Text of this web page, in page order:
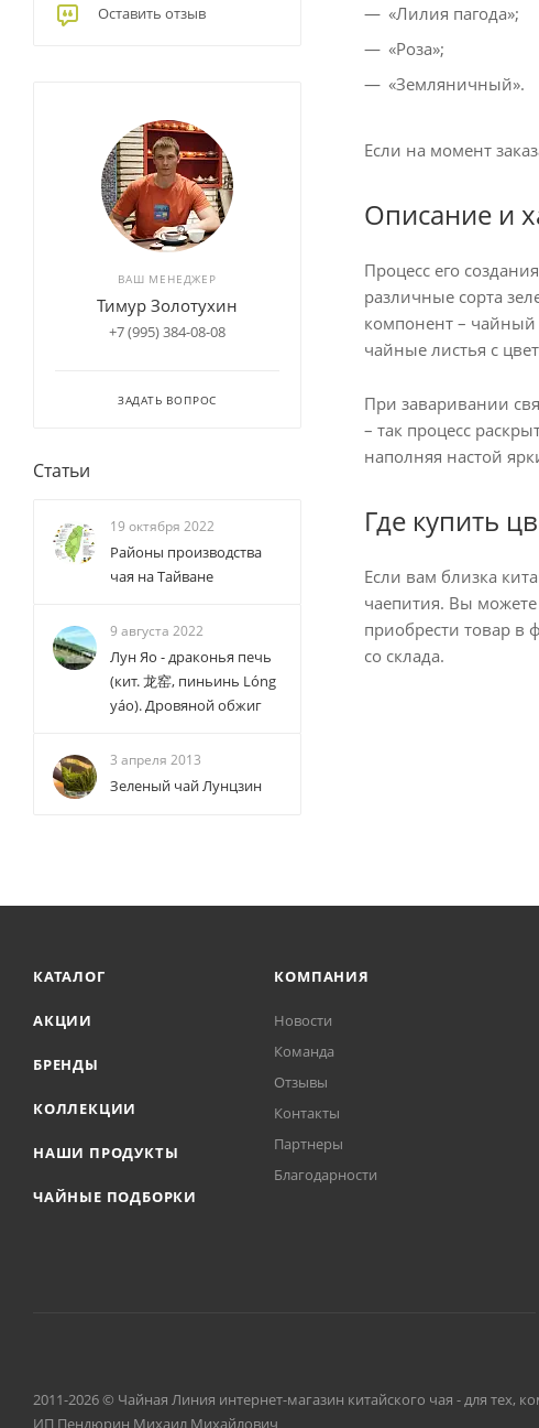
«Лилия пагода»;
«Роза»;
«Земляничный».
Если на момент
Описание и
Процесс его
различные сорта
компонент – чайный
чайные листья с
При заваривании
– так процесс
наполняя настой
Где купить
Если вам близка
чаепития. Вы можете
приобрести товар в
со склада.
Оставить отзыв
ВАШ МЕНЕДЖЕР
Тимур Золотухин
+7 (995) 384-08-08
ЗАДАТЬ ВОПРОС
Статьи
19 октября 2022
Районы производства
чая на Тайване
9 августа 2022
Лун Яо - драконья печь
(кит. 龙窑, пиньинь Lóng
yáo). Дровяной обжиг
3 апреля 2013
Зеленый чай Лунцзин
КАТАЛОГ
АКЦИИ
БРЕНДЫ
КОЛЛЕКЦИИ
НАШИ ПРОДУКТЫ
ЧАЙНЫЕ ПОДБОРКИ
КОМПАНИЯ
Новости
Команда
Отзывы
Контакты
Партнеры
Благодарности
2011-2026 © Чайная Линия интернет-магазин китайского чая - для тех,
ИП Пендюрин Михаил Михайлович